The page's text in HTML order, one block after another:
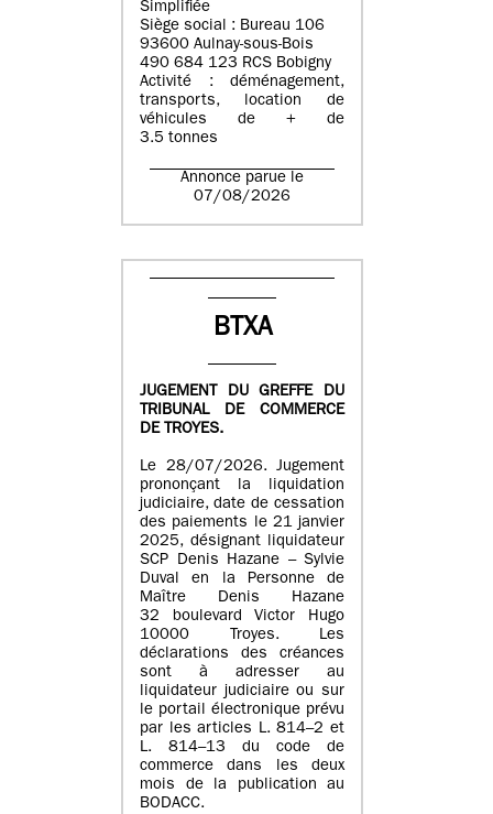
Simplifiée
Siège social : Bureau 106
93600 Aulnay-sous-Bois
490 684 123 RCS Bobigny
Activité : déménagement,
transports, location de
véhicules de + de
3.5 tonnes
Annonce parue le
07/08/2026
BTXA
JUGEMENT DU GREFFE DU
TRIBUNAL DE COMMERCE
DE TROYES.
Le 28/07/2026. Jugement
prononçant la liquidation
judiciaire, date de cessation
des paiements le 21 janvier
2025, désignant liquidateur
SCP Denis Hazane – Sylvie
Duval en la Personne de
Maître Denis Hazane
32 boulevard Victor Hugo
10000 Troyes. Les
déclarations des créances
sont à adresser au
liquidateur judiciaire ou sur
le portail électronique prévu
par les articles L. 814–2 et
L. 814–13 du code de
commerce dans les deux
mois de la publication au
BODACC.